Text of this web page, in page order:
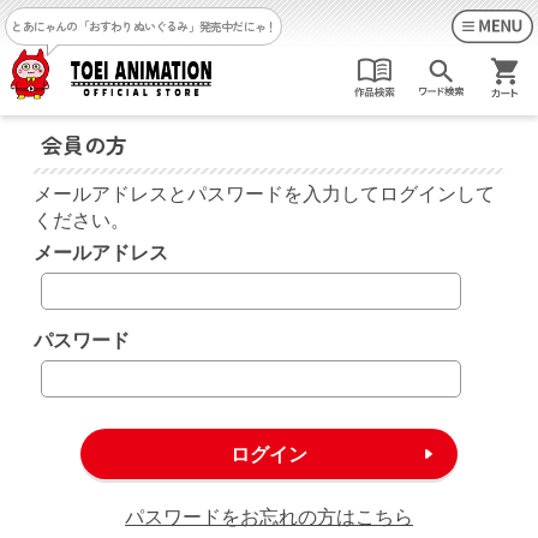
とあにゃんの「おすわりぬいぐるみ」発売中だにゃ！
会員の方
メールアドレスとパスワードを入力してログインして
ください。
メールアドレス
パスワード
パスワードをお忘れの方はこちら